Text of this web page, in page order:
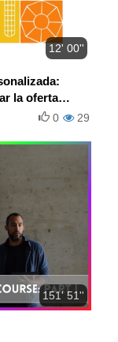
12' 00''
la oferta
29
0
151' 51''